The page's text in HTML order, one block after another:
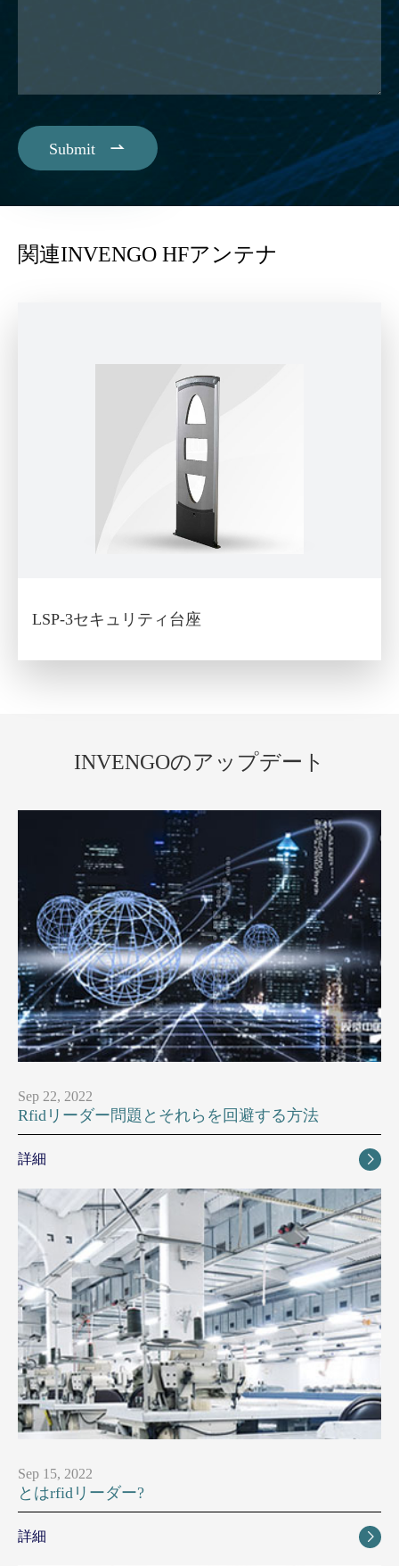
Submit 
関連INVENGO HFアンテナ
LSP-3セキュリティ台座
INVENGOのアップデート
Sep 22, 2022
Rfidリーダー問題とそれらを回避する方法
詳細 
Sep 15, 2022
とはrfidリーダー?
詳細 